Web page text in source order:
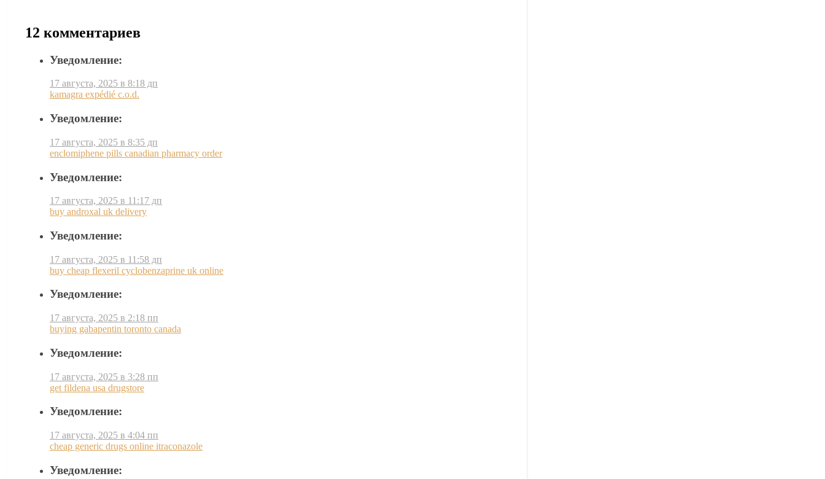
12 комментариев
Уведомление:
17 августа, 2025 в 8:18 дп
kamagra expédié c.o.d.
Уведомление:
17 августа, 2025 в 8:35 дп
enclomiphene pills canadian pharmacy order
Уведомление:
17 августа, 2025 в 11:17 дп
buy androxal uk delivery
Уведомление:
17 августа, 2025 в 11:58 дп
buy cheap flexeril cyclobenzaprine uk online
Уведомление:
17 августа, 2025 в 2:18 пп
buying gabapentin toronto canada
Уведомление:
17 августа, 2025 в 3:28 пп
get fildena usa drugstore
Уведомление:
17 августа, 2025 в 4:04 пп
cheap generic drugs online itraconazole
Уведомление: